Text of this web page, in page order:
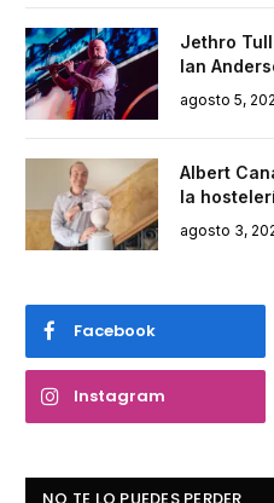
Jethro
Ian
agosto 5,
Albert
la
agosto 3,
Facebook
Instagram